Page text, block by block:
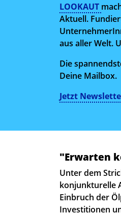
LOOKAUT
Aktuell.
aus aller Welt.
Die
Deine Mailbox.
Jetzt
"Erwarten
Unter dem
konjunkturelle
Einbruch der
Investitionen